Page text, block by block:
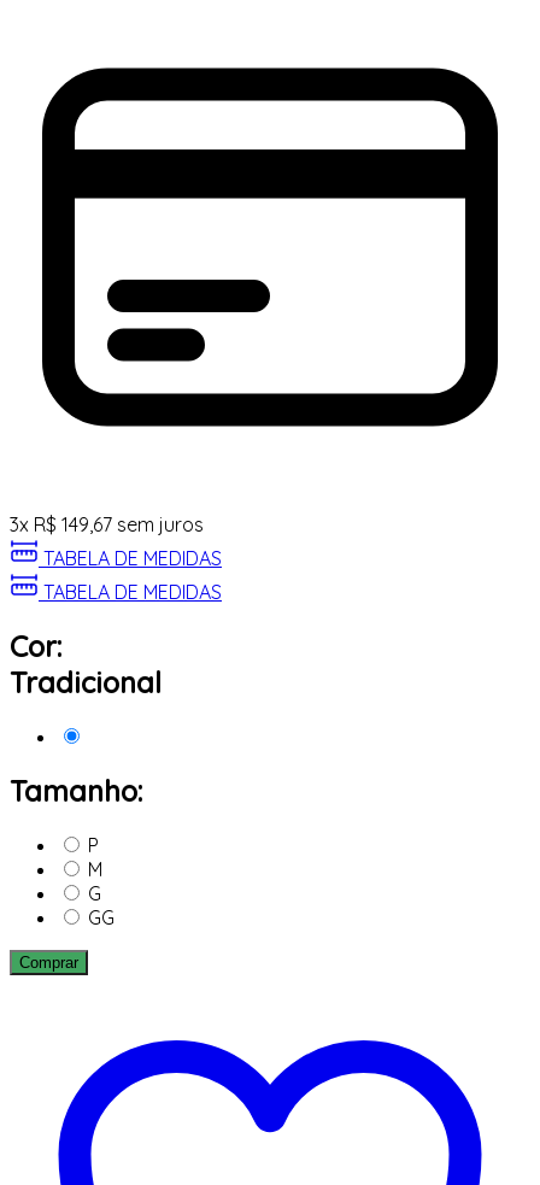
3x R$ 149,67 sem juros
TABELA DE MEDIDAS
TABELA DE MEDIDAS
Cor:
Tradicional
Tamanho:
P
M
G
GG
Comprar